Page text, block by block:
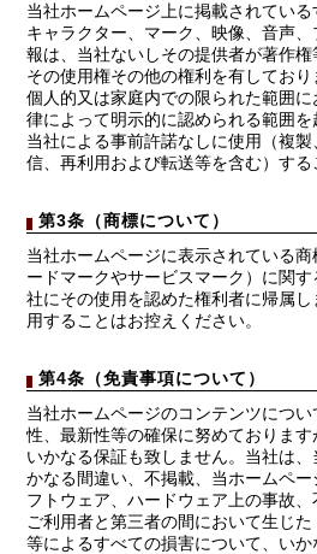
当社ホームページ上に掲載されている
キャラクター、マーク、映像、音声
報は、当社ないしその提供者が著作
その使用権その他の権利を有しており
個人的又は家庭内での限られた範囲
律によって明示的に認められる範囲
当社による事前許諾なしに使用（複
信、再利用および転送等を含む）する
第3条（商標について）
当社ホームページに表示されている
ードマークやサービスマーク）に関
社にその使用を認めた権利者に帰属
用することはお控えください。
第4条（免責事項について）
当社ホームページのコンテンツにつ
性、最新性等の確保に努めておりま
いかなる保証も致しません。当社は
かなる間違い、不掲載、当ホームペ
フトウェア、ハードウェア上の事故
ご利用者と第三者の間において生じ
等によるすべての損害について、いか